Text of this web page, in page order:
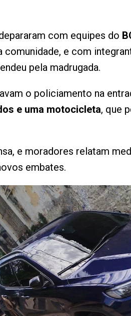
com equipes do
comunidade, e com
pela madrugada.
o policiamento na
e uma motocicleta, que
e moradores relatam
embates.